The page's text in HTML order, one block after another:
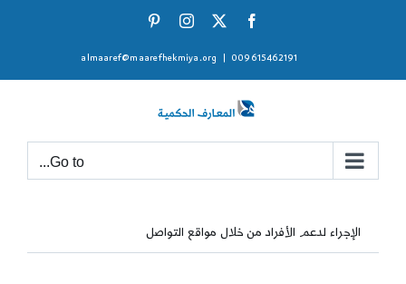
Facebook
X
Instagram
009615462191
almaaref@maarefhekmiya.org
Go to...
الإجراء لدعم الأفراد من خلال مواقع التواصل